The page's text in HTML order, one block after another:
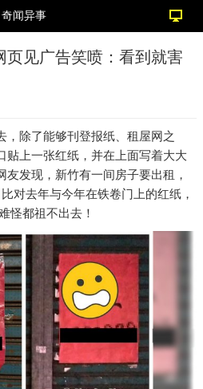
奇闻异事
页见广告笑喷：看到就害
，除了能够刊登报纸、租屋网之
贴上一张红纸，并在上面写着大大
发现，新竹有一间房子要出租，
对去年与今年在铁卷门上的红纸，
怪都祖不出去！